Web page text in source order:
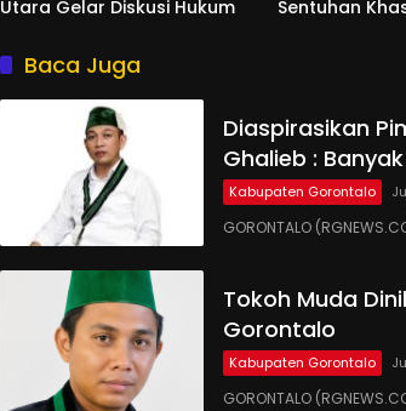
Utara Gelar Diskusi Hukum
Sentuhan
Baca Juga
Diaspirasikan
Ghalieb :
Kabupaten Gorontalo
GORONTALO
Tokoh Muda
Gorontalo
Kabupaten Gorontalo
GORONTALO